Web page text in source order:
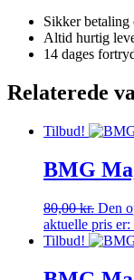
Sikker
Altid hurtig
14 dages
Relaterede
Tilbud!
BMG
80,00kr. Den
aktuelle pris er:
Tilbud!